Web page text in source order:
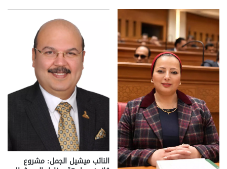
النائب ميشيل الجمل: مشروع